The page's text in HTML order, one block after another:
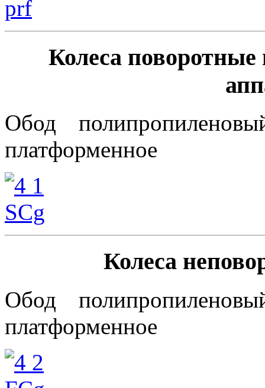
Колеса
Обод
платформенное
Колеса
Обод
платформенное